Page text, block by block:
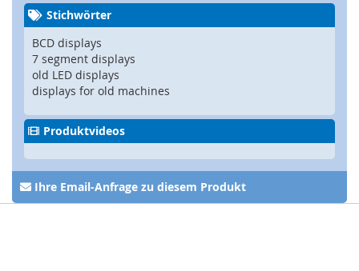
s
c
h
a
l
t
e
r
(
Z
u
h
a
l
Stichwörter
BCD displays
7 segment displays
old LED displays
displays for old machines
Produktvideos
Ihre Email-Anfrage zu diesem Produkt